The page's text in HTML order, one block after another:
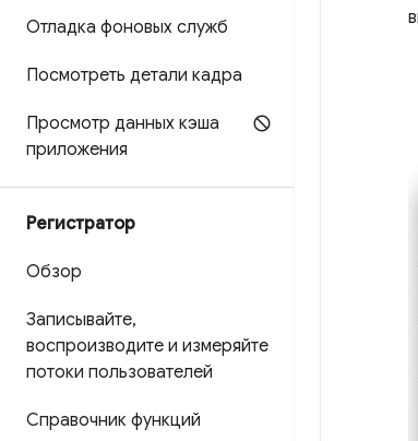
Отладка фоновых служб
Посмотреть детали кадра
Просмотр данных кэша
приложения
Регистратор
Обзор
Записывайте,
воспроизводите и измеряйте
потоки пользователей
Справочник функций